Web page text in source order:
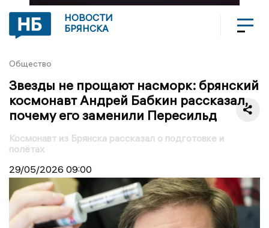
НОВОСТИ
БРЯНСКА
Общество
Звезды не прощают насморк: брянский
космонавт Андрей Бабкин рассказал,
почему его заменили Пересильд
Космонавт из Брянска рассказал о подготовке и
полётах
29/05/2026 09:00